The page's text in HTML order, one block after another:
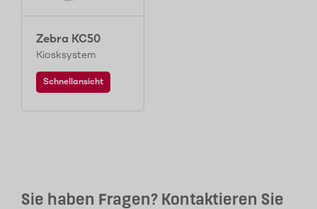
Zebra KC50
Kiosksystem
Schnellansicht
Sie haben Fragen? Kontaktieren Sie